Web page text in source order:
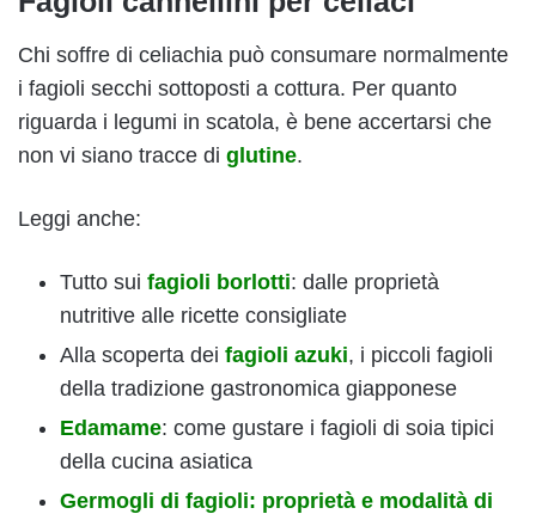
Chi soffre di celiachia può consumare normalmente
i fagioli secchi sottoposti a cottura. Per quanto
riguarda i legumi in scatola, è bene accertarsi che
non vi siano tracce di glutine.
Leggi anche:
Tutto sui fagioli borlotti: dalle proprietà
nutritive alle ricette consigliate
Alla scoperta dei fagioli azuki, i piccoli fagioli
della tradizione gastronomica giapponese
Edamame: come gustare i fagioli di soia tipici
della cucina asiatica
Germogli di fagioli: proprietà e modalità di